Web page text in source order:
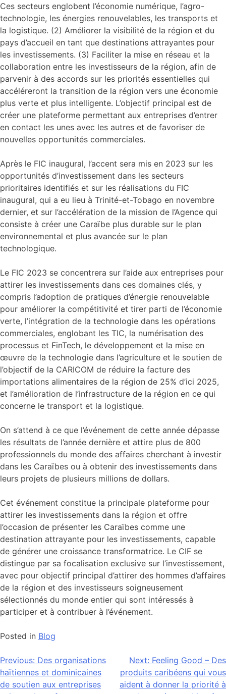
Ces secteurs englobent l’économie numérique, l’agro-
technologie, les énergies renouvelables, les transports et
la logistique. (2) Améliorer la visibilité de la région et du
pays d’accueil en tant que destinations attrayantes pour
les investissements. (3) Faciliter la mise en réseau et la
collaboration entre les investisseurs de la région, afin de
parvenir à des accords sur les priorités essentielles qui
accéléreront la transition de la région vers une économie
plus verte et plus intelligente. L’objectif principal est de
créer une plateforme permettant aux entreprises d’entrer
en contact les unes avec les autres et de favoriser de
nouvelles opportunités commerciales.
Après le FIC inaugural, l’accent sera mis en 2023 sur les
opportunités d’investissement dans les secteurs
prioritaires identifiés et sur les réalisations du FIC
inaugural, qui a eu lieu à Trinité-et-Tobago en novembre
dernier, et sur l’accélération de la mission de l’Agence qui
consiste à créer une Caraïbe plus durable sur le plan
environnemental et plus avancée sur le plan
technologique.
Le FIC 2023 se concentrera sur l’aide aux entreprises pour
attirer les investissements dans ces domaines clés, y
compris l’adoption de pratiques d’énergie renouvelable
pour améliorer la compétitivité et tirer parti de l’économie
verte, l’intégration de la technologie dans les opérations
commerciales, englobant les TIC, la numérisation des
processus et FinTech, le développement et la mise en
œuvre de la technologie dans l’agriculture et le soutien de
l’objectif de la CARICOM de réduire la facture des
importations alimentaires de la région de 25% d’ici 2025,
et l’amélioration de l’infrastructure de la région en ce qui
concerne le transport et la logistique.
On s’attend à ce que l’événement de cette année dépasse
les résultats de l’année dernière et attire plus de 800
professionnels du monde des affaires cherchant à investir
dans les Caraïbes ou à obtenir des investissements dans
leurs projets de plusieurs millions de dollars.
Cet événement constitue la principale plateforme pour
attirer les investissements dans la région et offre
l’occasion de présenter les Caraïbes comme une
destination attrayante pour les investissements, capable
de générer une croissance transformatrice. Le CIF se
distingue par sa focalisation exclusive sur l’investissement,
avec pour objectif principal d’attirer des hommes d’affaires
de la région et des investisseurs soigneusement
sélectionnés du monde entier qui sont intéressés à
participer et à contribuer à l’événement.
Posted in Blog
Navigation
de
Previous: Des organisations
haïtiennes et dominicaines
de soutien aux entreprises
Next: Feeling Good – Des
produits caribéens qui vous
aident à donner la priorité à